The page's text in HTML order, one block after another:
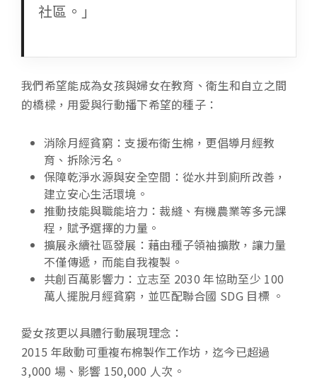
社區。」
我們希望能成為女孩與婦女在教育、衛生和自立之間
的橋樑，用愛與行動播下希望的種子：
消除月經貧窮：支援布衛生棉，更倡導月經教
育、拆除污名。
保障乾淨水源與安全空間：從水井到廁所改善，
建立安心生活環境。
推動技能與職能培力：裁縫、有機農業等多元課
程，賦予選擇的力量。
擴展永續社區發展：藉由種子領袖擴散，讓力量
不僅傳遞，而能自我複製。
共創百萬影響力：立志至 2030 年協助至少 100
萬人擺脫月經貧窮，並匹配聯合國 SDG 目標 。
愛女孩更以具體行動展現理念：
2015 年啟動可重複布棉製作工作坊，迄今已超過
3,000 場、影響 150,000 人次。